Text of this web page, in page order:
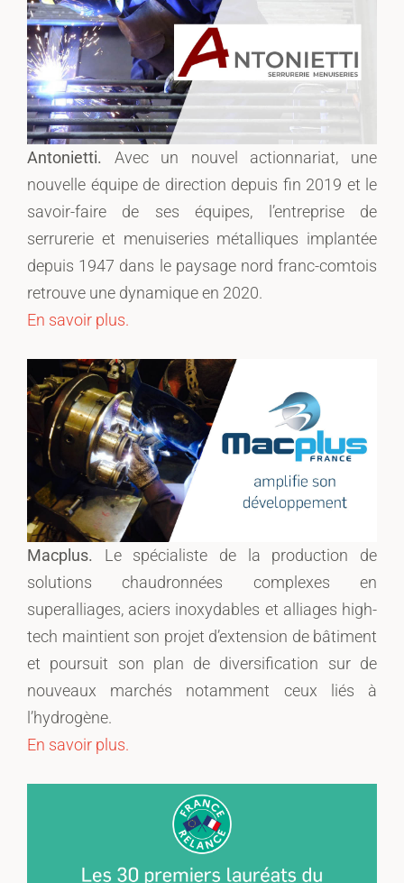
Antonietti. Avec un nouvel actionnariat, une
nouvelle équipe de direction depuis fin 2019 et le
savoir-faire de ses équipes, l’entreprise de
serrurerie et menuiseries métalliques implantée
depuis 1947 dans le paysage nord franc-comtois
retrouve une dynamique en 2020.
En savoir plus.
Macplus. Le spécialiste de la production de
solutions chaudronnées complexes en
superalliages, aciers inoxydables et alliages high-
tech maintient son projet d’extension de bâtiment
et poursuit son plan de diversification sur de
nouveaux marchés notamment ceux liés à
l’hydrogène.
En savoir plus.